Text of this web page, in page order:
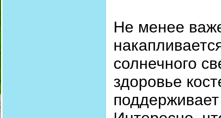
Не менее
солнечного
здоровье